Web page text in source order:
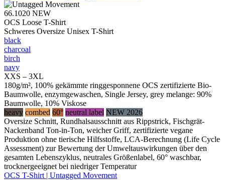
66.1020 NEW
OCS Loose T-Shirt
Schweres Oversize Unisex T-Shirt
black
charcoal
birch
navy
XXS – 3XL
180g/m², 100% gekämmte ringgesponnene OCS zertifizierte Bio-
Baumwolle, enzymgewaschen, Single Jersey, grey melange: 90%
Baumwolle, 10% Viskose
heavy combed 60° neutral label NEW 2026
Oversize Schnitt, Rundhalsausschnitt aus Rippstrick, Fischgrät-
Nackenband Ton-in-Ton, weicher Griff, zertifizierte vegane
Produktion ohne tierische Hilfsstoffe, LCA-Berechnung (Life Cycle
Assessment) zur Bewertung der Umweltauswirkungen über den
gesamten Lebenszyklus, neutrales Größenlabel, 60° waschbar,
trocknergeeignet bei niedriger Temperatur
OCS T-Shirt | Untagged Movement